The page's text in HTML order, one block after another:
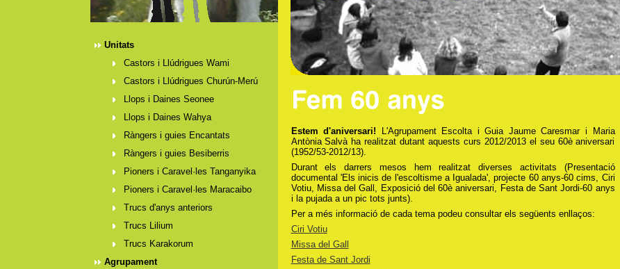
Unitats
Castors i Llúdrigues Wami
Castors i Llúdrigues Churún-Merú
Llops i Daines Seonee
Llops i Daines Wahya
Ràngers i guies Encantats
Ràngers i guies Besiberris
Pioners i Caravel·les Tanganyika
Pioners i Caravel·les Maracaibo
Trucs d'anys anteriors
Trucs Lilium
Trucs Karakorum
Agrupament
Estem d'aniversari! L'Agrupament Escolta i Guia Jaume Caresmar i Maria
Antònia Salvà ha realitzat dutant aquests curs 2012/2013 el seu 60è aniversari
(1952/53-2012/13).
Durant els darrers mesos hem realitzat diverses activitats (Presentació
documental 'Els inicis de l'escoltisme a Igualada', projecte 60 anys-60 cims, Ciri
Votiu, Missa del Gall, Exposició del 60è aniversari, Festa de Sant Jordi-60 anys
i la pujada a un pic tots junts).
Per a més informació de cada tema podeu consultar els següents enllaços:
Ciri Votiu
Missa del Gall
Festa de Sant Jordi